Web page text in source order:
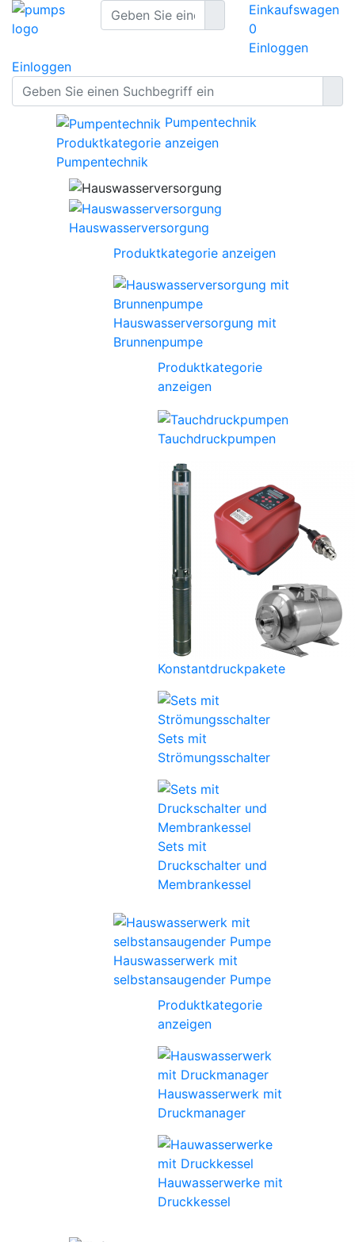
Einkaufswagen
0
Einloggen
Einloggen
Pumpentechnik
Produktkategorie anzeigen
Pumpentechnik
Hauswasserversorgung
Produktkategorie anzeigen
Hauswasserversorgung mit
Brunnenpumpe
Produktkategorie
anzeigen
Tauchdruckpumpen
Konstantdruckpakete
Sets mit
Strömungsschalter
Sets mit
Druckschalter und
Membrankessel
Hauswasserwerk mit
selbstansaugender Pumpe
Produktkategorie
anzeigen
Hauswasserwerk mit
Druckmanager
Hauwasserwerke mit
Druckkessel